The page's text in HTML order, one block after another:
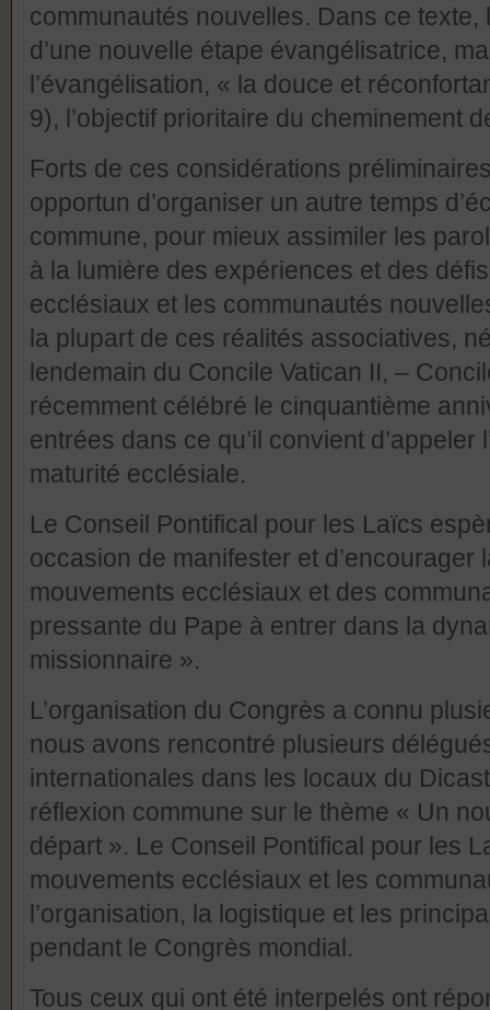
communautés nouvelles. Dans ce
d’une nouvelle étape évangélisatrice,
l’évangélisation, « la douce et
9), l’objectif prioritaire du cheminement
Forts de ces considérations
opportun d’organiser un autre temps
commune, pour mieux assimiler les
à la lumière des expériences et des
ecclésiaux et les communautés
la plupart de ces réalités associatives,
lendemain du Concile Vatican II, –
récemment célébré le cinquantième
entrées dans ce qu’il convient d’appeler
maturité ecclésiale.
Le Conseil Pontifical pour les Laïcs
occasion de manifester et d’encourager
mouvements ecclésiaux et des
pressante du Pape à entrer dans la
missionnaire ».
L’organisation du Congrès a connu
nous avons rencontré plusieurs
internationales dans les locaux du
réflexion commune sur le thème « Un
départ ». Le Conseil Pontifical pour les
mouvements ecclésiaux et les
l’organisation, la logistique et les
pendant le Congrès mondial.
Tous ceux qui ont été interpelés ont